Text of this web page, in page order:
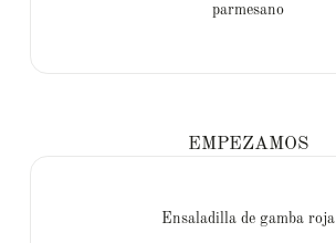
parmesano
EMPEZAMOS
Ensaladilla de gamba roja